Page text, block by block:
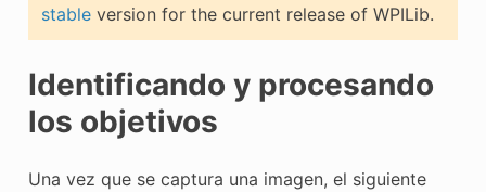
stableversion for the current release of WPILib.
Identificando y procesando
los objetivos
Una vez que se captura una imagen, el siguiente